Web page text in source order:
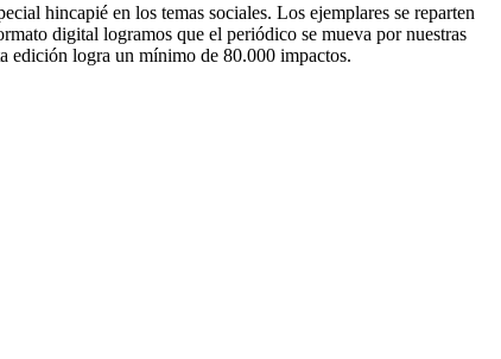
hincapié en los temas sociales. Los ejemplares se reparten
digital logramos que el periódico se mueva por nuestras
edición logra un mínimo de 80.000 impactos.